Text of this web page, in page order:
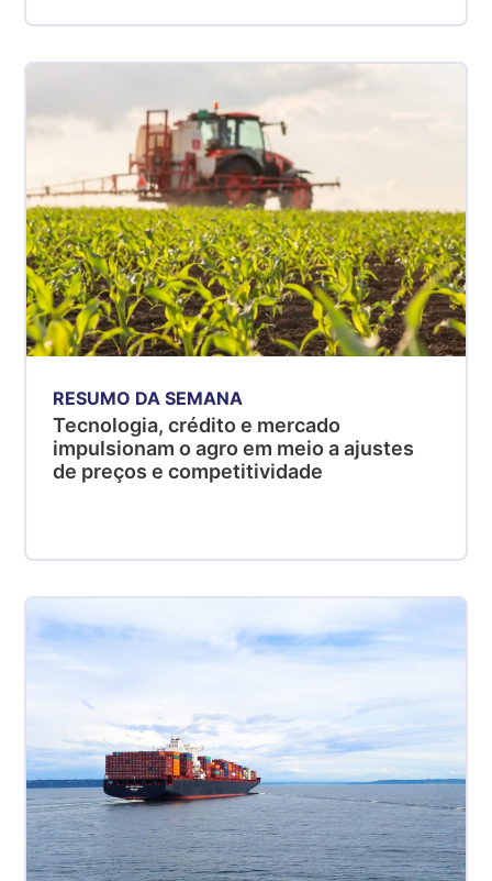
RESUMO DA SEMANA
Tecnologia, crédito e mercado
impulsionam o agro em meio a ajustes
de preços e competitividade